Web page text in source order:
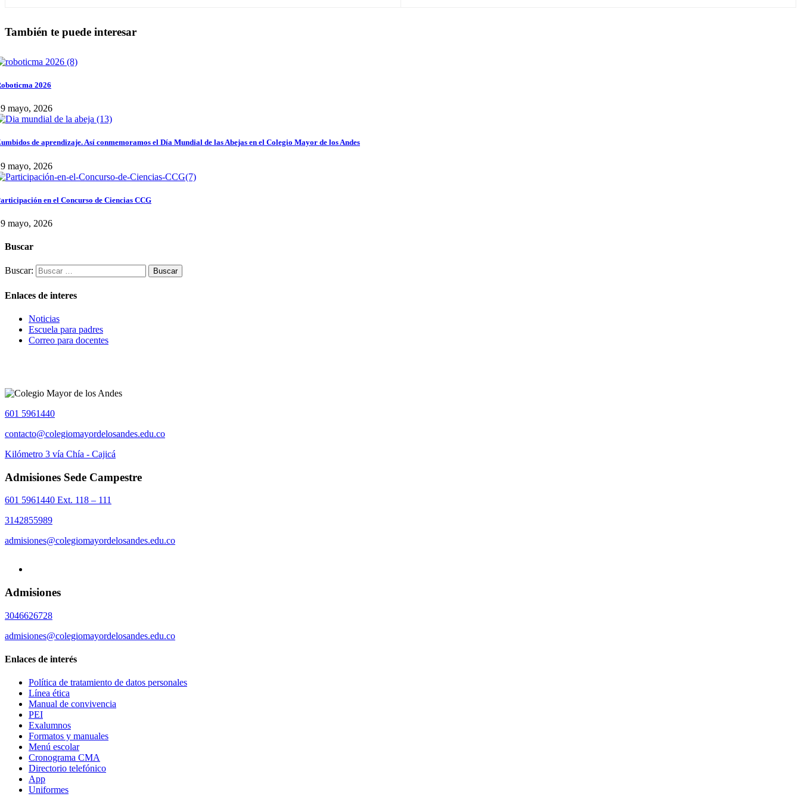
También te puede interesar
2026
mayo, 2026
de aprendizaje. Así conmemoramos el Día Mundial de las Abejas en el Colegio Mayor de los Andes
mayo, 2026
en el Concurso de Ciencias CCG
mayo, 2026
Buscar
Buscar:
Enlaces de interes
Noticias
Escuela para padres
Correo para docentes
601 5961440
contacto@colegiomayordelosandes.edu.co
Kilómetro 3 vía Chía - Cajicá
Admisiones Sede Campestre
601 5961440 Ext. 118 – 111
3142855989
admisiones@colegiomayordelosandes.edu.co
Admisiones
3046626728
admisiones@colegiomayordelosandes.edu.co
Enlaces de interés
Política de tratamiento de datos personales
Línea ética
Manual de convivencia
PEI
Exalumnos
Formatos y manuales
Menú escolar
Cronograma CMA
Directorio telefónico
App
Uniformes